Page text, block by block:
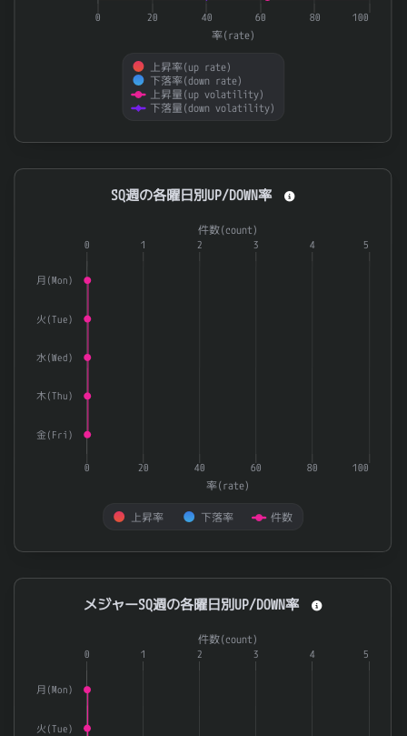
率(rate)
上昇率(up rate)
下落率(down rate)
上昇量(up volatility)
下落量(down volatility)
0 20 40 60 80 100
End of interactive chart.
SQ週の各曜日別UP/DOWN率
Combination chart with 3 data series.
The chart has 1 X axis displaying categories.
率(rate)
件数(count)
上昇率 下落率 件数
月(Mon)
火(Tue)
水(Wed)
木(Thu)
金(Fri)
0 20 40 60 80 100
0 1 2 3 4 5
SQ週の各曜日別UP/DOWN率
End of interactive chart.
メジャーSQ週の各曜日別UP/DOWN率
Combination chart with 3 data series.
The chart has 1 X axis displaying categories.
件数(count)
月(Mon)
火(Tue)
0 1 2 3 4 5
メジャーSQ週の各曜日別UP/DOWN率